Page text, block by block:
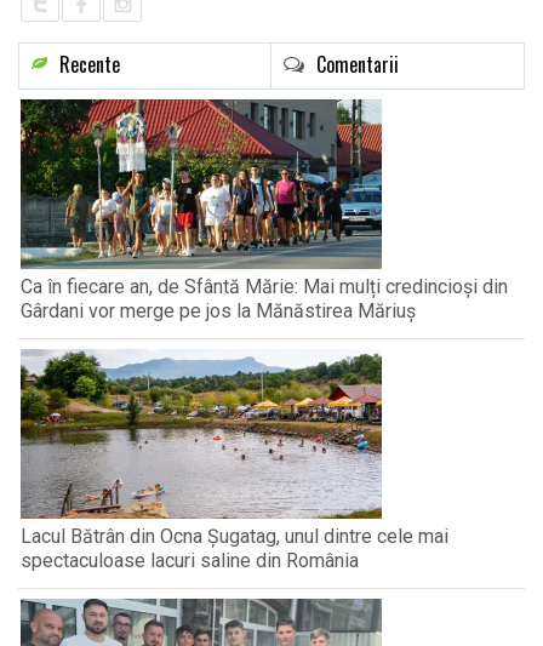
Recente Comentarii
Ca în fiecare an, de Sfântă Mărie: Mai mulți credincioși din
Gârdani vor merge pe jos la Mănăstirea Măriuș
Lacul Bătrân din Ocna Șugatag, unul dintre cele mai
spectaculoase lacuri saline din România